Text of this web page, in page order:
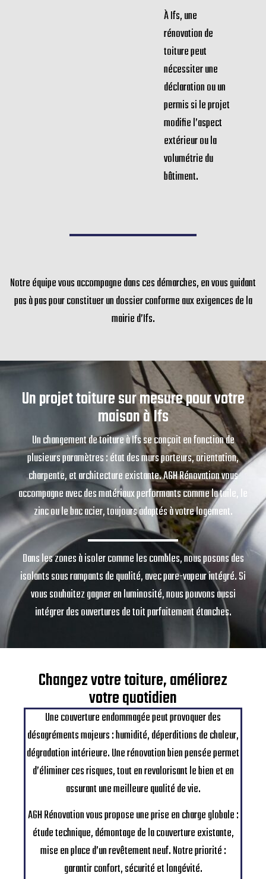
À Ifs, une
rénovation de
toiture peut
nécessiter une
déclaration ou un
permis si le projet
modifie l’aspect
extérieur ou la
volumétrie du
bâtiment.
Notre équipe vous accompagne dans ces démarches, en vous guidant
pas à pas pour constituer un dossier conforme aux exigences de la
mairie d’Ifs.
Un projet toiture sur mesure pour votre
maison à Ifs
Un changement de toiture à Ifs se conçoit en fonction de
plusieurs paramètres : état des murs porteurs, orientation,
charpente, et architecture existante. AGH Rénovation vous
accompagne avec des matériaux performants comme la tuile, le
zinc ou le bac acier, toujours adaptés à votre logement.
Dans les zones à isoler comme les combles, nous posons des
isolants sous rampants de qualité, avec pare-vapeur intégré. Si
vous souhaitez gagner en luminosité, nous pouvons aussi
intégrer des ouvertures de toit parfaitement étanches.
Changez votre toiture, améliorez
votre quotidien
Une couverture endommagée peut provoquer des
désagréments majeurs : humidité, déperditions de chaleur,
dégradation intérieure. Une rénovation bien pensée permet
d’éliminer ces risques, tout en revalorisant le bien et en
assurant une meilleure qualité de vie.
AGH Rénovation vous propose une prise en charge globale :
étude technique, démontage de la couverture existante,
mise en place d’un revêtement neuf. Notre priorité :
garantir confort, sécurité et longévité.